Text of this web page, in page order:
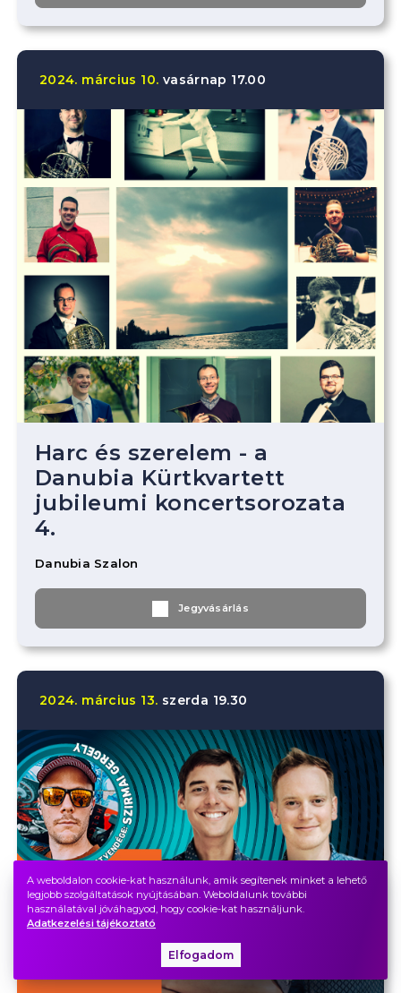
2024. március 10. vasárnap 17.00
Harc és szerelem - a
Danubia Kürtkvartett
jubileumi koncertsorozata
4.
Danubia Szalon
Jegyvásárlás
2024. március 13. szerda 19.30
A weboldalon cookie-kat használunk, amik segítenek minket a lehető
legjobb szolgáltatások nyújtásában. Weboldalunk további
használatával jóváhagyod, hogy cookie-kat használjunk.
Adatkezelési tájékoztató
Elfogadom